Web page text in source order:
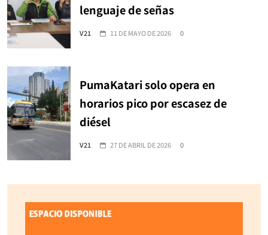
lenguaje de señas
V21 11 DE MAYO DE 2026 0
PumaKatari solo opera en
horarios pico por escasez de
diésel
V21 27 DE ABRIL DE 2026 0